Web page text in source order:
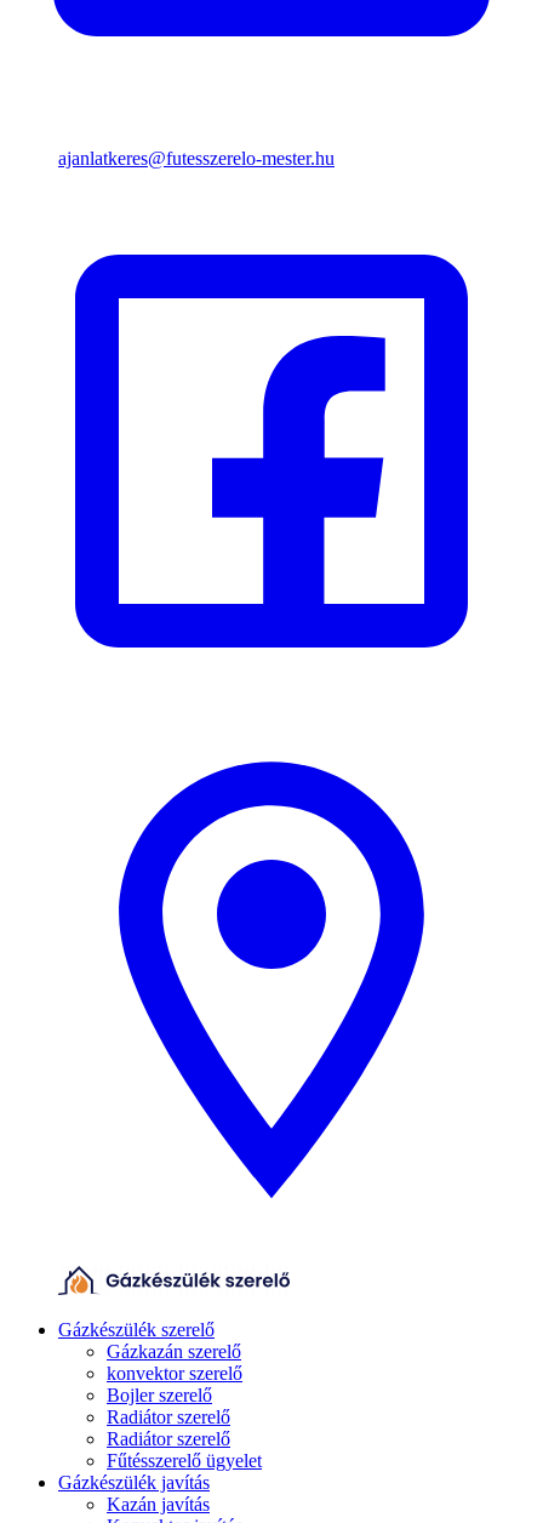
ajanlatkeres@futesszerelo-mester.hu
Gázkészülék szerelő
Gázkazán szerelő
konvektor szerelő
Bojler szerelő
Radiátor szerelő
Radiátor szerelő
Fűtésszerelő ügyelet
Gázkészülék javítás
Kazán javítás